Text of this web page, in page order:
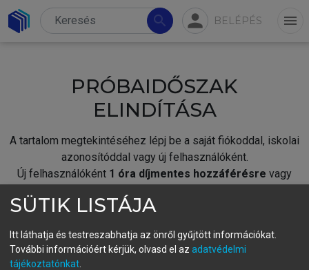
search person BELÉPÉS menu
PRÓBAIDŐSZAK
ELINDÍTÁSA
A tartalom megtekintéséhez lépj be a saját fiókoddal, iskolai
azonosítóddal vagy új felhasználóként.
Új felhasználóként 1 óra díjmentes hozzáférésre vagy
fiókoddal,vagy hozz létre új fiókot.
A regisztráció után apróbaidőszakautomatikusan
SÜTIK LISTÁJA
Itt láthatja és testreszabhatja az önről gyűjtött információkat.
További információért kérjük, olvasd el az adatvédelmi
tájékoztatónkat